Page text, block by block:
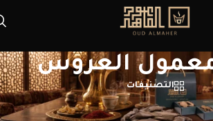
معمول العروس
التصنيفات
“بخور معمول العروس” عرض النتيجة الوحيدة